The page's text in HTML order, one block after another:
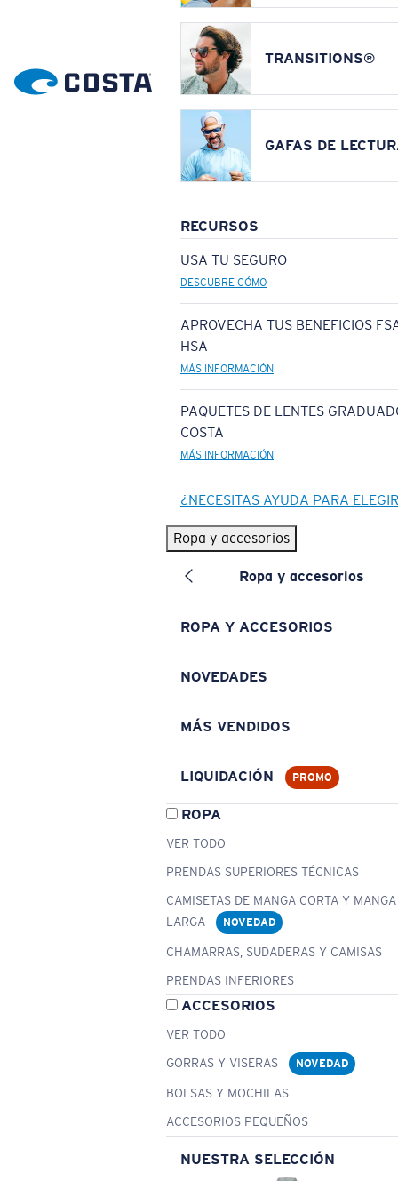
TRANSITIONS®
GAFAS DE
RECURSOS
USA TU SEGURO
DESCUBRE CÓMO
APROVECHA TUS BENEFICIOS
HSA
MÁS INFORMACIÓN
PAQUETES DE LENTES
COSTA
MÁS INFORMACIÓN
¿NECESITAS AYUDA PARA
Ropa y accesorios
Ropa y accesorios
ROPA Y ACCESORIOS
NOVEDADES
MÁS VENDIDOS
LIQUIDACIÓN PROMO
ROPA
VER TODO
PRENDAS SUPERIORES TÉCNICAS
CAMISETAS DE MANGA CORTA Y MANGA
LARGA
NOVEDAD
CHAMARRAS, SUDADERAS Y CAMISAS
PRENDAS INFERIORES
ACCESORIOS
VER TODO
GORRAS Y VISERAS
NOVEDAD
BOLSAS Y MOCHILAS
ACCESORIOS PEQUEÑOS
NUESTRA SELECCIÓN